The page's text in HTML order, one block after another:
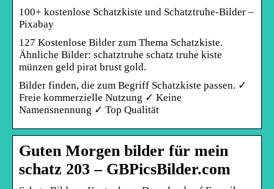
100+ kostenlose Schatzkiste und Schatztruhe-Bilder –
Pixabay
127 Kostenlose Bilder zum Thema Schatzkiste.
Ähnliche Bilder: schatztruhe schatz truhe kiste
münzen geld pirat brust gold.
Bilder finden, die zum Begriff Schatzkiste passen. ✓
Freie kommerzielle Nutzung ✓ Keine
Namensnennung ✓ Top Qualität
Guten Morgen bilder für mein
schatz 203 – GBPicsBilder.com